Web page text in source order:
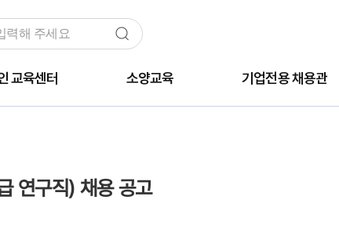
교육센터 소양교육 기업전용 채용관
연구직) 채용 공고